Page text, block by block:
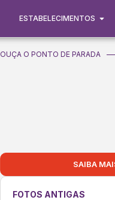
ESTABELECIMENTOS
OUÇA O PONTO DE PARADA
SAIBA
FOTOS ANTIGAS